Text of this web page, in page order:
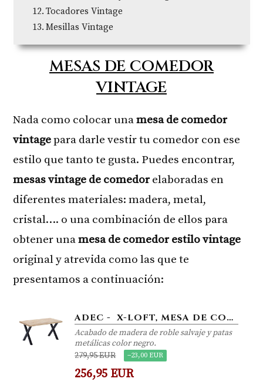
Tocadores Vintage
Mesillas Vintage
MESAS DE COMEDOR
VINTAGE
Nada como colocar unamesa de comedor
vintagepara darle vestir tu comedor con ese
estilo que tanto te gusta. Puedes encontrar,
mesas vintage de comedorelaboradas en
diferentes materiales: madera, metal,
cristal…. o una combinación de ellos para
obtener unamesa de comedor estilo vintage
original y atrevida como las que te
presentamos a continuación:
ADEC - X-LOFT, MESA DE COMEDOR, MESA DE SALON O COCINA INDUSTRIAL, ACABADO EN ROBLE SALVAJE Y PATAS METALICAS EN COLOR...
Acabado de madera de roble salvaje y patas
metálicas color negro.
279,95 EUR
−23,00 EUR
256,95 EUR